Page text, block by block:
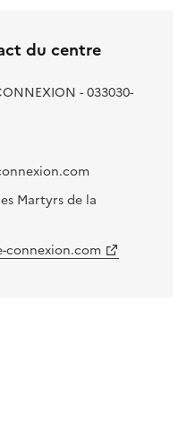
du centre
- 033030-
Martyrs de la
connexion.com